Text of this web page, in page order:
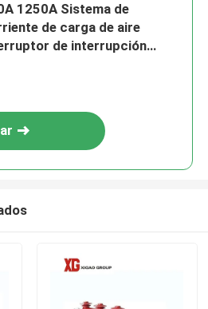
1250A Sistema de
de carga de aire
de interrupción